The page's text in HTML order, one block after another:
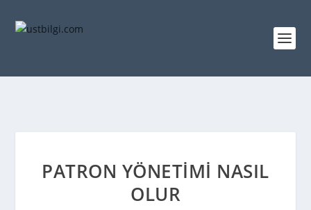
PATRON YÖNETIMI NASIL
OLUR